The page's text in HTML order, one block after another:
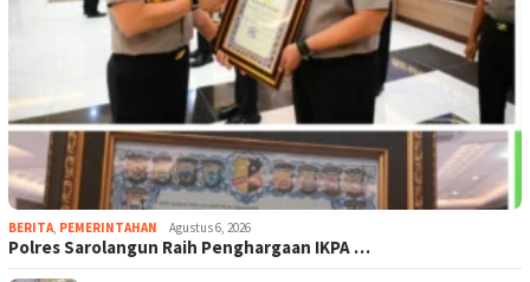
BERITA, PEMERINTAHAN Agustus 6, 2026
Polres Sarolangun Raih Penghargaan IKPA …